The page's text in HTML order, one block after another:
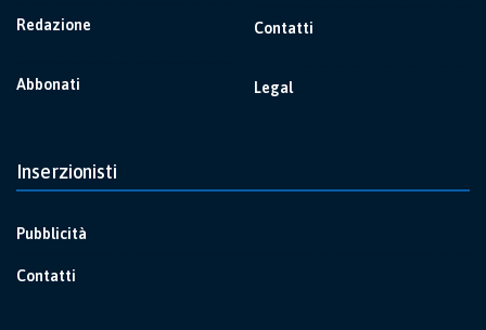
Redazione
Abbonati
Contatti
Legal
Inserzionisti
Pubblicità
Contatti